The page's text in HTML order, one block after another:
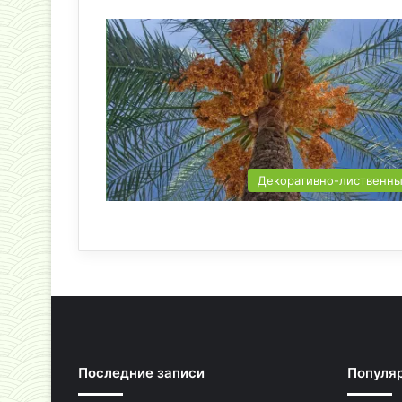
Декоративно-
Последние записи